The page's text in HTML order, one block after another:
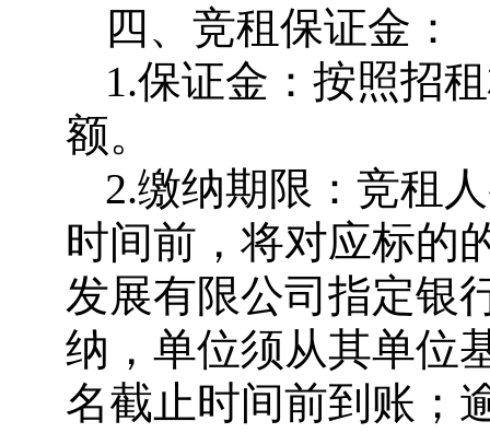
四、竞租保证金：
1.保证金：按照招
额。
2.缴纳期限：竞租
时间前，将对应标的
发展有限公司指定银
纳，单位须从其单位
名截止时间前到账；